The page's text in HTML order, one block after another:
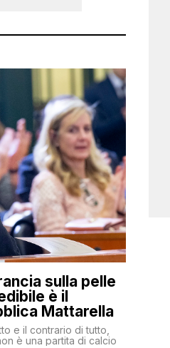
sulla pelle
è il
Mattarella
e il contrario di tutto,
è una partita di calcio